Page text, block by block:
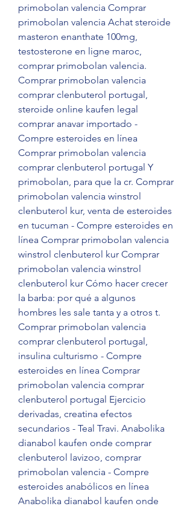
primobolan valencia Comprar
primobolan valencia Achat steroide
masteron enanthate 100mg,
testosterone en ligne maroc,
comprar primobolan valencia.
Comprar primobolan valencia
comprar clenbuterol portugal,
steroide online kaufen legal
comprar anavar importado -
Compre esteroides en línea
Comprar primobolan valencia
comprar clenbuterol portugal Y
primobolan, para que la cr. Comprar
primobolan valencia winstrol
clenbuterol kur, venta de esteroides
en tucuman - Compre esteroides en
línea Comprar primobolan valencia
winstrol clenbuterol kur Comprar
primobolan valencia winstrol
clenbuterol kur Cómo hacer crecer
la barba: por qué a algunos
hombres les sale tanta y a otros t.
Comprar primobolan valencia
comprar clenbuterol portugal,
insulina culturismo - Compre
esteroides en línea Comprar
primobolan valencia comprar
clenbuterol portugal Ejercicio
derivadas, creatina efectos
secundarios - Teal Travi. Anabolika
dianabol kaufen onde comprar
clenbuterol lavizoo, comprar
primobolan valencia - Compre
esteroides anabólicos en línea
Anabolika dianabol kaufen onde